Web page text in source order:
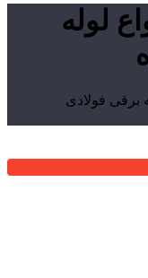
لوله
فولادی